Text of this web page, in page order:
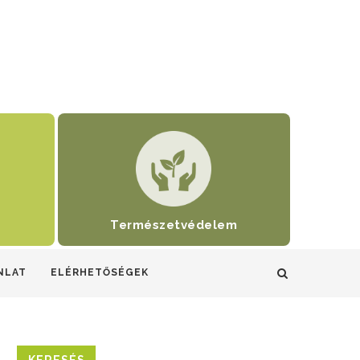
Természetvédelem
ELÉRHETŐSÉGEK